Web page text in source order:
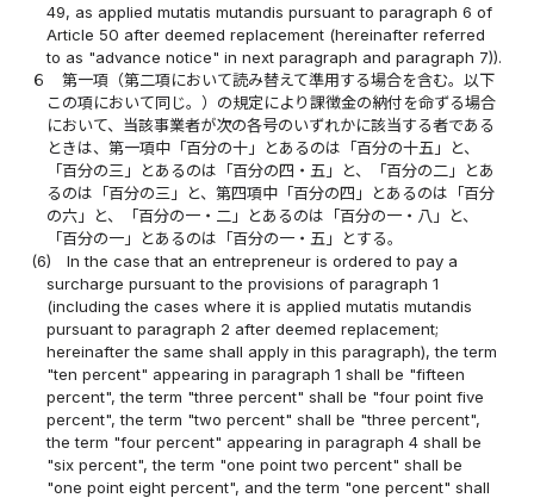
49, as applied mutatis mutandis pursuant to paragraph 6 of
Article 50 after deemed replacement (hereinafter referred
to as "advance notice" in next paragraph and paragraph 7)).
６
第一項（第二項において読み替えて準用する場合を含む。以下
この項において同じ。）の規定により課徴金の納付を命ずる場合
において、当該事業者が次の各号のいずれかに該当する者である
ときは、第一項中「百分の十」とあるのは「百分の十五」と、
「百分の三」とあるのは「百分の四・五」と、「百分の二」とあ
るのは「百分の三」と、第四項中「百分の四」とあるのは「百分
の六」と、「百分の一・二」とあるのは「百分の一・八」と、
「百分の一」とあるのは「百分の一・五」とする。
(6)
In the case that an entrepreneur is ordered to pay a
surcharge pursuant to the provisions of paragraph 1
(including the cases where it is applied mutatis mutandis
pursuant to paragraph 2 after deemed replacement;
hereinafter the same shall apply in this paragraph), the term
"ten percent" appearing in paragraph 1 shall be "fifteen
percent", the term "three percent" shall be "four point five
percent", the term "two percent" shall be "three percent",
the term "four percent" appearing in paragraph 4 shall be
"six percent", the term "one point two percent" shall be
"one point eight percent", and the term "one percent" shall